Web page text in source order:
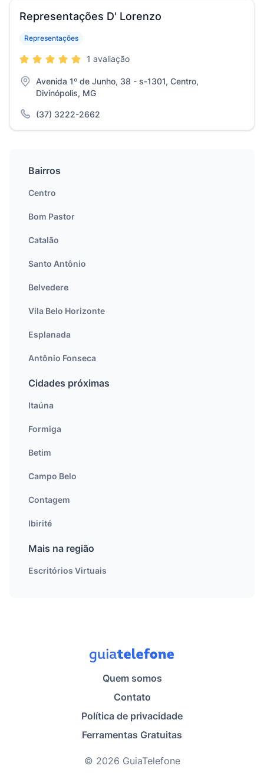
Representações D' Lorenzo
Representações
1 avaliação
Avenida 1º de Junho, 38 - s-1301, Centro,
Divinópolis, MG
(37) 3222-2662
Bairros
Centro
Bom Pastor
Catalão
Santo Antônio
Belvedere
Vila Belo Horizonte
Esplanada
Antônio Fonseca
Cidades próximas
Itaúna
Formiga
Betim
Campo Belo
Contagem
Ibirité
Mais na região
Escritórios Virtuais
Quem somos
Contato
Política de privacidade
Ferramentas Gratuitas
© 2026 GuiaTelefone